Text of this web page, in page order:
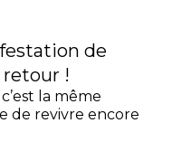
de
retour !
la même
de revivre encore